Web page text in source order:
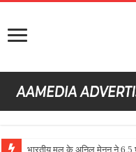
अमेर